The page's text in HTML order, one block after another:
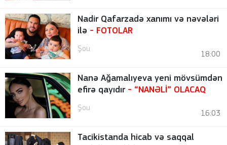
Nadir Qafarzadə xanımı və nəvələri
ilə - FOTOLAR
Şou
18:00
Nanə Ağamalıyeva yeni mövsümdən
efirə qayıdır - “NANƏLİ” OLACAQ
Şou
16:03
Tacikistanda hicab və saqqal